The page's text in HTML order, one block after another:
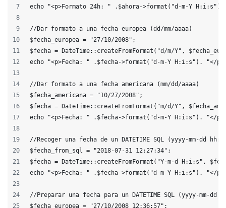
echo "<p>Formato 24h: " .$ahora->format("d-m-Y
//Dar formato a una fecha europea (dd/mm/aaaa)
$fecha_europea = "27/10/2008";
$fecha = DateTime::createFromFormat("d/m/Y",
echo "<p>Fecha: " .$fecha->format("d-m-Y H:i:s"). "</
//Dar formato a una fecha americana (mm/dd/aaaa)
$fecha_americana = "10/27/2008";
$fecha = DateTime::createFromFormat("m/d/Y",
echo "<p>Fecha: " .$fecha->format("d-m-Y H:i:s"). "</
//Recoger una fecha de un DATETIME SQL (yyyy-mm-dd
$fecha_from_sql = "2018-07-31 12:27:34";
$fecha = DateTime::createFromFormat("Y-m-d H:i:s",
echo "<p>Fecha: " .$fecha->format("d-m-Y H:i:s"). "</
//Preparar una fecha para un DATETIME SQL (yyyy-mm-
$fecha_europea = "27/10/2008 12:36:57";